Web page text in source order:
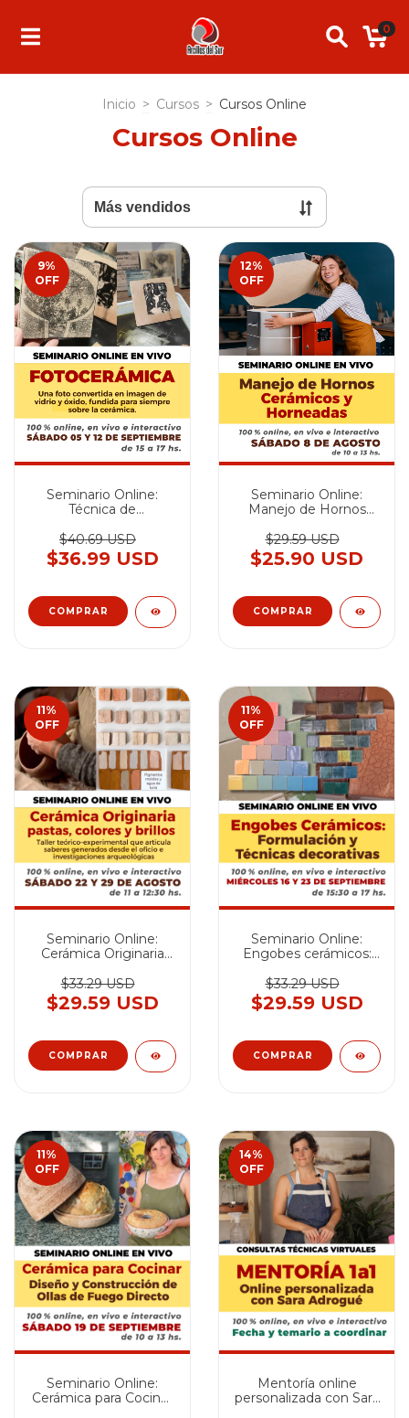
0
Inicio > Cursos > Cursos Online
Cursos Online
9%
OFF
Seminario Online:
Técnica de
SEPTIEMBRE 2026
$40.69 USD
$36.99 USD
12%
OFF
Seminario Online:
Manejo de Hornos
Horneadas - AGOSTO
2026
$29.59 USD
$25.90 USD
11%
OFF
Seminario Online:
Cerámica Originaria
- AGOSTO 2026
$33.29 USD
$29.59 USD
11%
OFF
Seminario Online:
Engobes cerámicos:
técnicas decorativas -
SEPTIEMBRE 2026
$33.29 USD
$29.59 USD
11%
OFF
Seminario Online:
Cerámica para Cocinar
14%
OFF
Mentoría online
personalizada con Sara